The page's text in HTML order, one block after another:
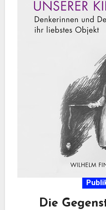
Die